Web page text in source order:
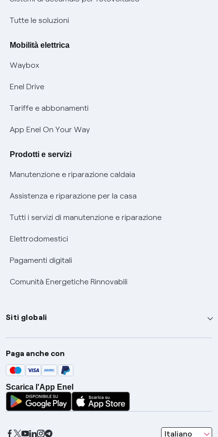
Condizioni generali di contratto prodotti e servizi
Informativa RAEE
Informativa Privacy AI
Nuove regole europee per la protezione dei dati
Offerte Placet non vulnerabili
Offerta Tutela Vulnerabilità Gas
Mobilità Elettrica
Phishing e truffe online
Verifica chi ti ha chiamato
Agevolazione utenti con disabilità per offerte Fibra
Informativa RAEE
Tutte le soluzioni
Mobilità elettrica
Waybox
Enel Drive
Tariffe e abbonamenti
App Enel On Your Way
Prodotti e servizi
Manutenzione e riparazione caldaia
Assistenza e riparazione per la casa
Tutti i servizi di manutenzione e riparazione
Elettrodomestici
Pagamenti digitali
Comunità Energetiche Rinnovabili
Siti globali
Enel Group
Enel Green Power
Global Trading
Global Procurement
Gridspertise
Paga anche con
Scarica l'App Enel
Italiano
seleziona una